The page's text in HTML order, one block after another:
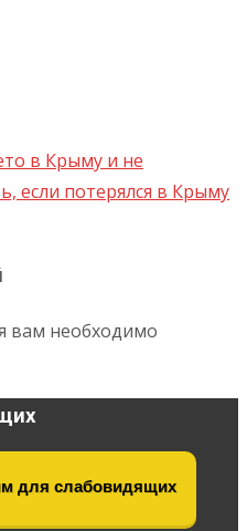
в Крыму и не
если потерялся в Крыму
вам необходимо
для слабовидящих